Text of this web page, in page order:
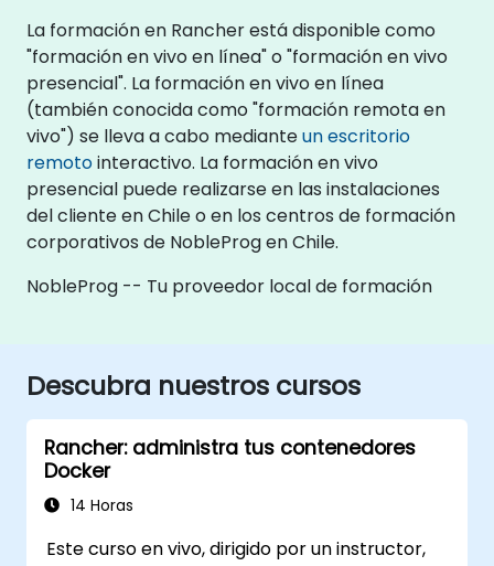
La formación en Rancher está disponible como
"formación en vivo en línea" o "formación en vivo
presencial". La formación en vivo en línea
(también conocida como "formación remota en
vivo") se lleva a cabo medianteun escritorio
remotointeractivo. La formación en vivo
presencial puede realizarse en las instalaciones
del cliente en Chile o en los centros de formación
corporativos de NobleProg en Chile.
NobleProg -- Tu proveedor local de formación
Descubra nuestros cursos
Rancher: administra tus contenedores
Docker
14 Horas
Este curso en vivo, dirigido por un instructor,